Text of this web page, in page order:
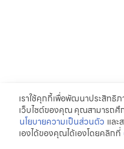
เราใช้คุกกี้เพื่อพัฒนาประสิทธิ
เว็บไซต์ของคุณ คุณสามารถศึ
นโยบายความเป็นส่วนตัว และ
เองได้ของคุณได้เองโดยคลิกที่